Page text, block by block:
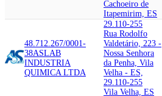
Cachoeiro de
Itapemirim, ES
48.712.267/0001-
38ASLAB
INDUSTRIA
QUIMICA LTDA
29.110-255
Rua Rodolfo
Valdetário, 223 -
Nossa Senhora
da Penha, Vila
Velha - ES,
29.110-255
Vila Velha, ES